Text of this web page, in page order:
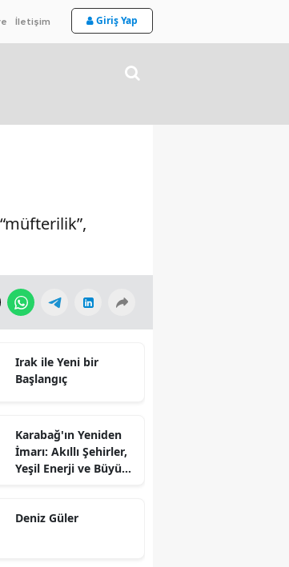
İletişim Giriş Yap
Irak ile Yeni bir
Başlangıç
Karabağ'ın Yeniden
İmarı: Akıllı Şehirler,
Yeşil Enerji ve Büyük
Sürdürülebilir
Deniz Güler